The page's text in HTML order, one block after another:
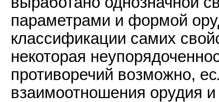
параметрами и формой
классификации самих
некоторая
противоречий возможно,
взаимоотношения орудия